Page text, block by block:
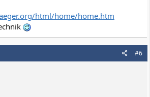
html/home/home.htm
#6